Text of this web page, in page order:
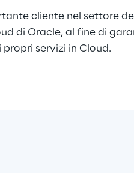
cliente nel settore
di Oracle, al fine di
servizi in Cloud.